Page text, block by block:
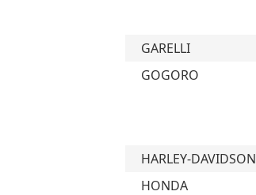
GARELLI
GOGORO
HARLEY-DAVIDSON
HONDA